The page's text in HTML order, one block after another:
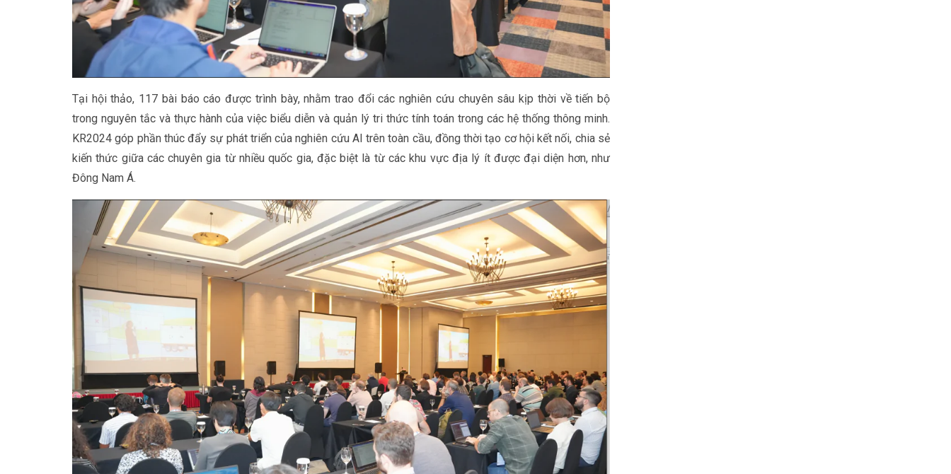
Tại hội thảo, 117 bài báo cáo được trình bày, nhằm trao đổi các nghiên cứu chuyên sâu kịp thời về tiến bộ
trong nguyên tắc và thực hành của việc biểu diễn và quản lý tri thức tính toán trong các hệ thống thông minh.
KR2024 góp phần thúc đẩy sự phát triển của nghiên cứu AI trên toàn cầu, đồng thời tạo cơ hội kết nối, chia sẻ
kiến thức giữa các chuyên gia từ nhiều quốc gia, đặc biệt là từ các khu vực địa lý ít được đại diện hơn, như
Đông Nam Á.